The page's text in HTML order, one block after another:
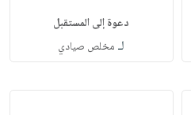
دعوة إلى المستقبل
لـ مخلص صيادي